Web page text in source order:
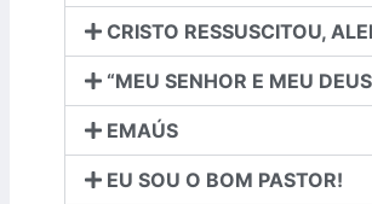
CRISTO RESSUSCITOU,
“MEU SENHOR E MEU
EMAÚS
EU SOU O BOM PASTOR!